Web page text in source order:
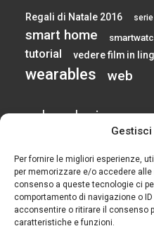
Gestisci
Per fornire le migliori esperienze,
per memorizzare e/o accedere alle
consenso a queste tecnologie ci
comportamento di navigazione o
acconsentire o ritirare il consenso
caratteristiche e funzioni.
Regali di Natale 2016
smart home
tutorial vedere film in
wearables web
calendario
L M M